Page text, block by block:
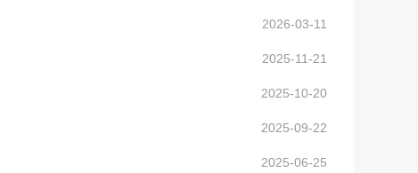
2026-03-11
2025-11-21
2025-10-20
2025-09-22
2025-06-25